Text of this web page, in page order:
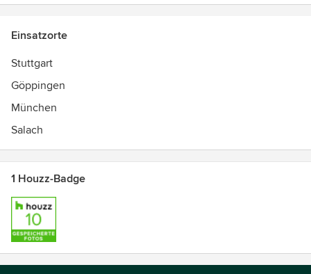
Einsatzorte
Stuttgart
Göppingen
München
Salach
1 Houzz-Badge